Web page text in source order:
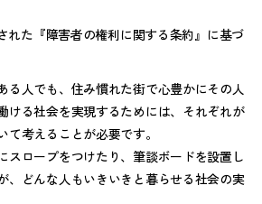
れた『障害者の権利に関する条約』に基づ
る人でも、住み慣れた街で心豊かにその人
ける社会を実現するためには、それぞれが
考えることが必要です。
スロープをつけたり、筆談ボードを設置し
、どんな人もいきいきと暮らせる社会の実